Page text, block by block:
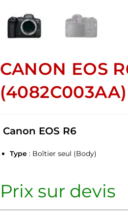
CANON EOS
(4082C003AA)
Canon EOS R6
Type : Boîtier seul (Body)
Prix sur devis